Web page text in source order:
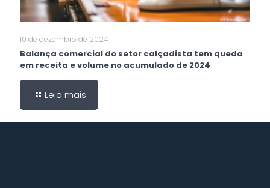
10 de dezembro de 2024
Balança comercial do setor calçadista tem queda
em receita e volume no acumulado de 2024
Leia mais